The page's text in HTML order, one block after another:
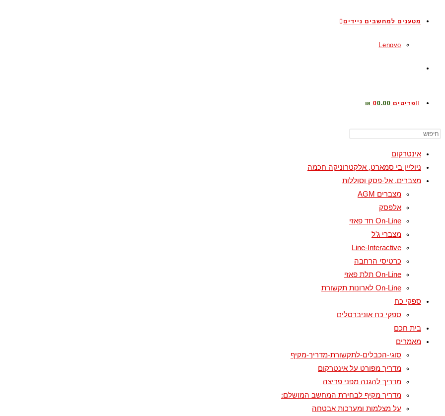
מטענים למחשבים ניידים
Lenovo
WEBSITE
פריטים 0 0.00 ₪
אינטרקום
ניוליין בי סמארט, אלקטרוניקה חכמה
מצברים, אל-פסק וסוללות
מצברים AGM
אלפסק
On-Line חד פאזי
מצברי ג'ל
Line-Interactive
כרטיסי הרחבה
On-Line תלת פאזי
On-Line לארונות תקשורת
ספקי כח
ספקי כח אוניברסלים
בית חכם
מאמרים
סוגי-הכבלים-לתקשורת-מדריך-מקיף
מדריך מפורט על אינטרקום
מדריך להגנה מפני פריצה
מדריך מקיף לבחירת המחשב המושלם:
על מצלמות ומערכות אבטחה